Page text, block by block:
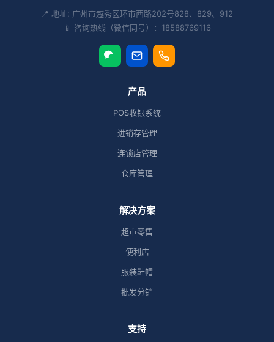
📍 地址: 广州市越秀区环市西路202号828、829、912
📱 咨询热线（微信同号）：18588769116
产品
POS收银系统
进销存管理
连锁店管理
仓库管理
解决方案
超市零售
便利店
服装鞋帽
批发分销
支持